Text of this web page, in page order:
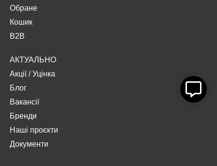
Обране
Кошик
B2B
АКТУАЛЬНО
Акції/Уцінка
Блог
Вакансії
Бренди
Наші проєкти
Документи